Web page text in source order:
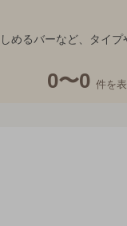
めるバーなど、タイプ
0〜0 件を